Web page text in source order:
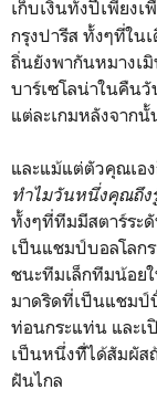
เก็บเงินทั้งปีเพียงเ
กรุงปารีส ทั้งๆที่ใน
ถิ่นยังพากันหมางเมิ
บาร์เซโลน่าในคืน
แต่ละเกมหลังจาก
และแม้แต่ตัวคุณเอ
ทำไมวันหนึ่งคุณถึง
ทั้งๆที่ทีมมีสตาร์ระ
เป็นแชมป์บอลโลก
ชนะทีมเล็กทีมน้อย
มาดริดที่เป็นแชมป์
ท่อนกระแท่น และเ
เป็นหนึ่งทีั่ได้สัมผัส
ฝันไกล